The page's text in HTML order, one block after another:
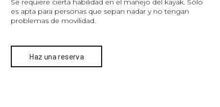
Se requiere cierta habilidad en el manejo del kayak. Sólo
es apta para personas que sepan nadar y no tengan
problemas de movilidad.
Haz una reserva